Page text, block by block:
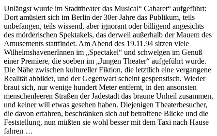
Unlängst wurde im Stadttheater das Musical“ Cabaret“ aufgeführt:
Dort amüsiert sich im Berlin der 30er Jahre das Publikum, teils
unbefangen, teils wissend, aber ignorant oder billigend angesichts
des mörderischen Spektakels, das derweil außerhalb der Mauem des
Amusements stattfindet. Am Abend des 19.11.94 sitzen viele
WilhelmshavenerInnen im „Spectakel“ und schwelgen im Genuß
einer Premiere, die soeben im „Jungen Theater“ aufgeführt wurde.
Die Nähe zwischen kultureller Fiktion, die letztlich eine vergangene
Realität abbildet, und der Gegenwart scheint gespenstisch. Wieder
braut sich, nur wenige hundert Meter entfernt, in den ansonsten
menschenleeren Straßen der Jadestadt das braune Unheil zusammen,
und keiner will etwas gesehen haben. Diejenigen Theaterbesucher,
die davon erfahren, beschränken sich auf betroffene Blicke und die
Feststellung, nun müßten sie wohl besser mit dem Taxi nach Hause
fahren …